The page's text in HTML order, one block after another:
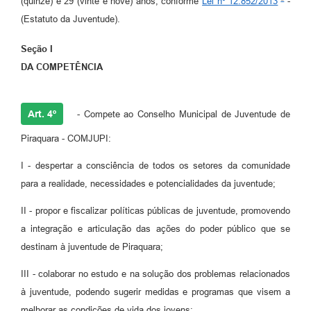
(Estatuto da Juventude).
Seção I
DA COMPETÊNCIA
Art. 4º - Compete ao Conselho Municipal de Juventude de
Piraquara - COMJUPI:
I - despertar a consciência de todos os setores da comunidade
para a realidade, necessidades e potencialidades da juventude;
II - propor e fiscalizar políticas públicas de juventude, promovendo
a integração e articulação das ações do poder público que se
destinam à juventude de Piraquara;
III - colaborar no estudo e na solução dos problemas relacionados
à juventude, podendo sugerir medidas e programas que visem a